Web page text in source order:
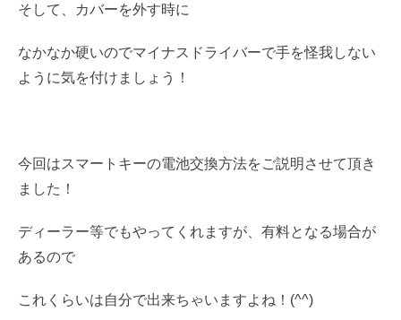
そして、カバーを外す時に
なかなか硬いのでマイナスドライバーで手を怪我しない
ように気を付けましょう！
今回はスマートキーの電池交換方法をご説明させて頂き
ました！
ディーラー等でもやってくれますが、有料となる場合が
あるので
これくらいは自分で出来ちゃいますよね！(^^)